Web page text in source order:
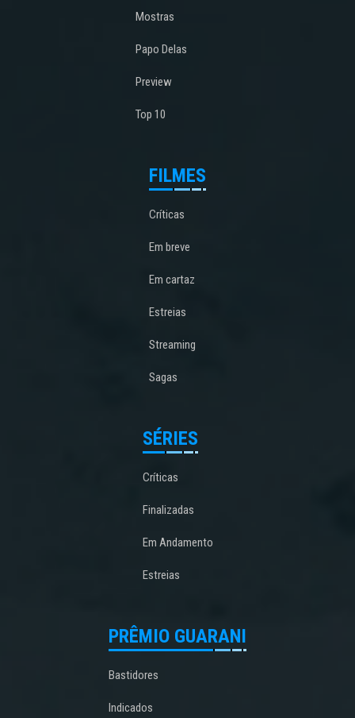
Mostras
Papo Delas
Preview
Top 10
FILMES
Críticas
Em breve
Em cartaz
Estreias
Streaming
Sagas
SÉRIES
Críticas
Finalizadas
Em Andamento
Estreias
PRÊMIO GUARANI
Bastidores
Indicados